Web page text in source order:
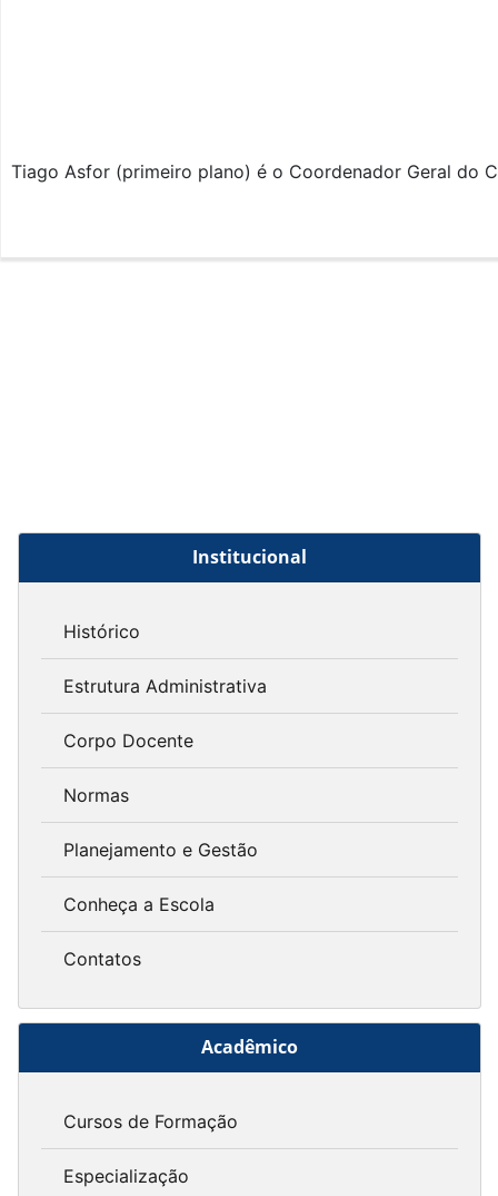
Institucional
Histórico
Estrutura Administrativa
Corpo Docente
Normas
Planejamento e Gestão
Conheça a Escola
Contatos
Acadêmico
Cursos de Formação
Especialização
Tiago Asfor (primeiro plano) é o Coordenador Geral do